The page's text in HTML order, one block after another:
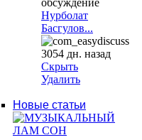
обсуждение
Нурболат
Басгулов...
3054 дн. назад
Скрыть
Удалить
Новые статьи